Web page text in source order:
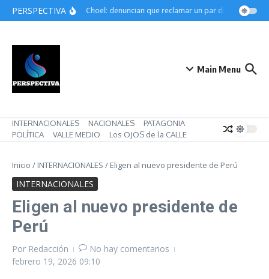
Saltar al contenido
PERSPECTIVAChoele Choel: denuncian que reclamar un par de botines
Main Menu
INTERNACIONALES NACIONALES
PATAGONIA
POLÍTICA
VALLE MEDIO Los OJOS de la CALLE
Inicio / INTERNACIONALES / Eligen al nuevo presidente de Perú
INTERNACIONALES
Eligen al nuevo presidente de
Perú
Por Redacción
No hay comentarios
febrero 19, 2026 09:10